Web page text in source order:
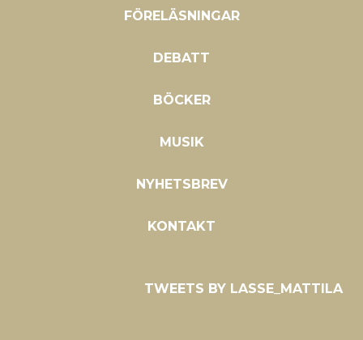
FÖRELÄSNINGAR
DEBATT
BÖCKER
MUSIK
NYHETSBREV
KONTAKT
TWEETS BY LASSE_MATTILA